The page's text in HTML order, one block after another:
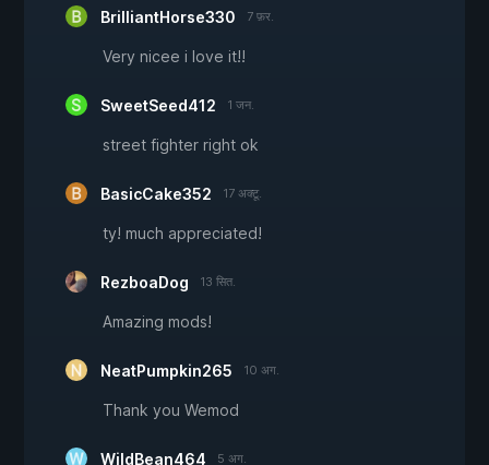
BrilliantHorse330 7 फ़र.
Very nicee i love it!!
SweetSeed412 1 जन.
street fighter right ok
BasicCake352 17 अक्टू.
ty! much appreciated!
RezboaDog 13 सित.
Amazing mods!
NeatPumpkin265 10 अग.
Thank you Wemod
WildBean464 5 अग.